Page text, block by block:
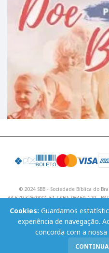
Cookies: Guardamos
experiência de navegação.
concorda com a nossa
© 2024 SBB - Sociedade Bíblica do
33.579.376/0001-51 / CEP: 06460-120 -
/ Telefone: (11) 4195 9590 /